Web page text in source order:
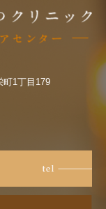
1丁目179